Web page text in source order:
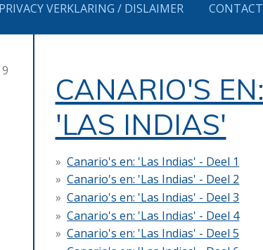
PRIVACY VERKLARING / DISLAIMER CONTACT
CANARIO'S EN:
'LAS INDIAS'
Canario's en: 'Las Indias' - Deel 1
Canario's en: 'Las Indias' - Deel 2
Canario's en: 'Las Indias' - Deel 3
Canario's en: 'Las Indias' - Deel 4
Canario's en: 'Las Indias' - Deel 5